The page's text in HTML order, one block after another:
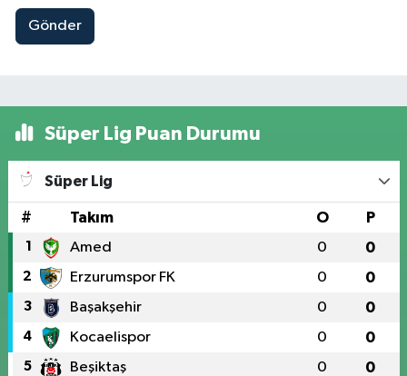
Gönder
Süper Lig Puan Durumu
Süper Lig
# Takım O P
1 Amed 0 0
2 Erzurumspor FK 0 0
3 Başakşehir 0 0
4 Kocaelispor 0 0
5 Beşiktaş 0 0